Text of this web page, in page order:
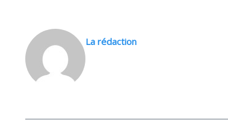
La rédaction